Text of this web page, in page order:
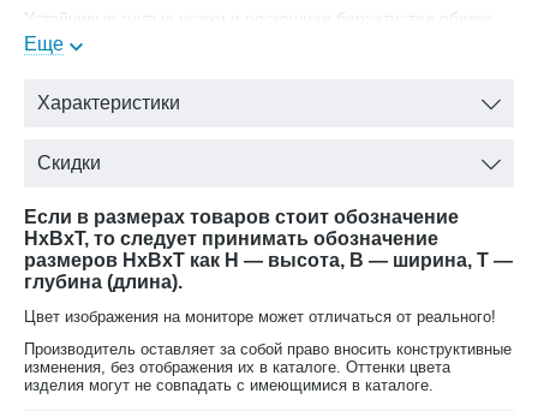
Устойчивые гнутые ножки и роскошная бархатистая обивка
из ткани в дворцовом стиле притягивают взгляд. Такой
разместившись отдельно у стены.
коньячный оттенок с серебряной патиной.
В нашем интернет-магазине Вы можете купить стул ММ-257-
51 с доставкой на дом.
Еще
Характеристики
Скидки
Если в размерах товаров стоит обозначение
HxBxT, то следует принимать обозначение
размеров HxBxT как H — высота, B — ширина, T —
глубина (длина).
Цвет изображения на мониторе может отличаться от реального!
Производитель оставляет за собой право вносить конструктивные
изменения, без отображения их в каталоге. Оттенки цвета
изделия могут не совпадать с имеющимися в каталоге.